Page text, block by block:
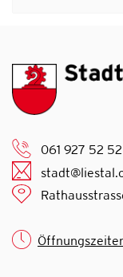
061 927 52 52